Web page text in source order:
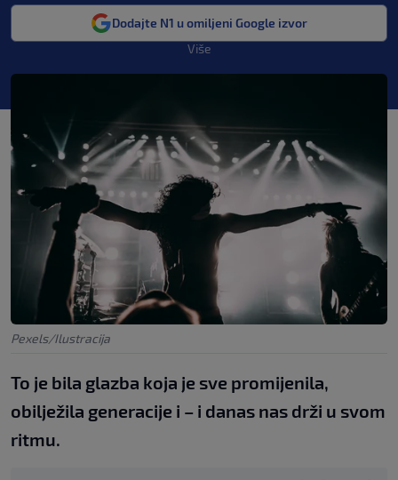
Dodajte N1 u omiljeni Google izvor
Više
Pexels/Ilustracija
To je bila glazba koja je sve promijenila,
obilježila generacije i – i danas nas drži u svom
ritmu.